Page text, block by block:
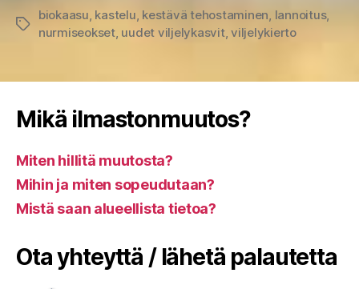
Avainsanat
biokaasu, kastelu, kestävä tehostaminen, lannoitus,
nurmiseokset, uudet viljelykasvit,viljelykierto
Mikä ilmastonmuutos?
Miten hillitä muutosta?
Mihin ja miten sopeudutaan?
Mistä saan alueellista tietoa?
Ota yhteyttä / lähetä palautetta